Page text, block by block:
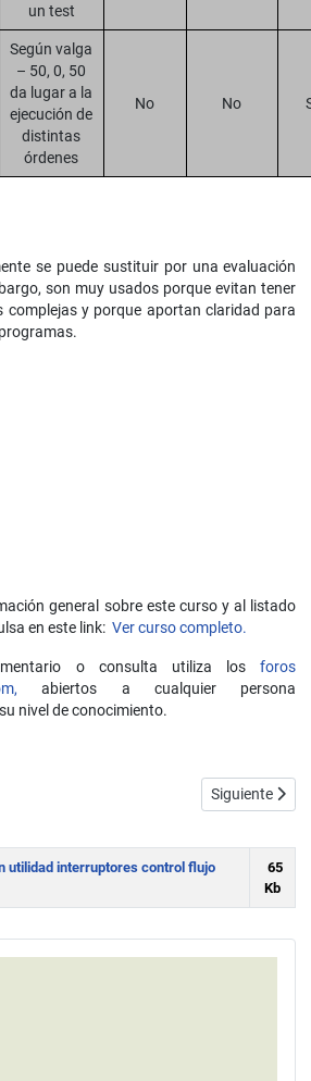
un test
Según valga
– 50, 0, 50
da lugar a la
ejecución de
distintas
órdenes
No No
se puede sustituir por una evaluación
son muy usados porque evitan tener
complejas y porque aportan claridad para
general sobre este curso y al listado
en este link: Ver curso completo.
o consulta utiliza losforos
abiertos a cualquier persona
nivel de conocimiento.
resueltos con pseudocódigo yArtículo
Siguiente
utilidad interruptores control flujo
65
Kb